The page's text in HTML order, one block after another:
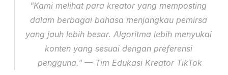
"Kami melihat para kreator yang memposting
dalam berbagai bahasa menjangkau pemirsa
yang jauh lebih besar. Algoritma lebih menyukai
konten yang sesuai dengan preferensi
pengguna." — Tim Edukasi Kreator TikTok